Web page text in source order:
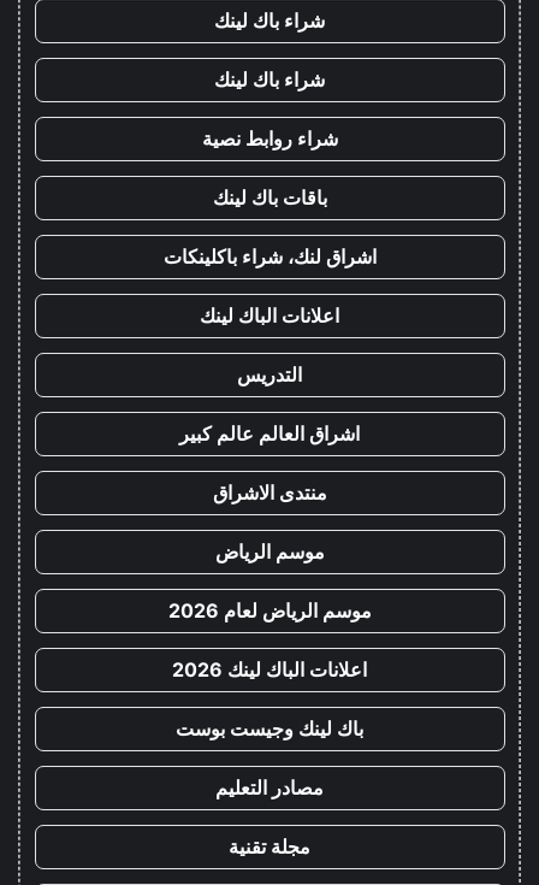
شراء باك لينك
شراء باك لينك
شراء روابط نصية
باقات باك لينك
اشراق لنك، شراء باكلينكات
اعلانات الباك لينك
التدريس
اشراق العالم عالم كبير
منتدى الاشراق
موسم الرياض
موسم الرياض لعام 2026
اعلانات الباك لينك 2026
باك لينك وجيست بوست
مصادر التعليم
مجلة تقنية